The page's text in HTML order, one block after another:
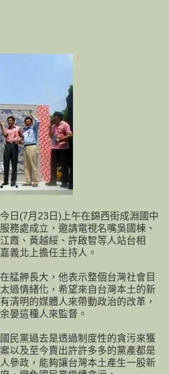
日(7月23日)上午在錦西街成淵國中
務處成立，邀請電視名嘴吳國棟、
霞、黃越綏、許啟智等人站台相
義北上擔任主持人。
艋舺長大，他表示整個台灣社會目
過情緒化，希望來自台灣本土的新
清明的媒體人來帶動政治的改革，
晏這種人來監督。
民黨過去是透過制度性的貪污來獲
以及至今賣出許許多多的黨產都是
參政，能夠讓台灣本土產生一股新